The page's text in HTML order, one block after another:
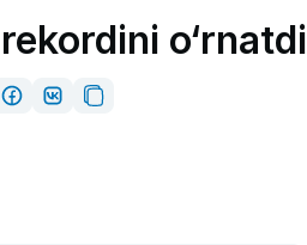
o‘rnatdi